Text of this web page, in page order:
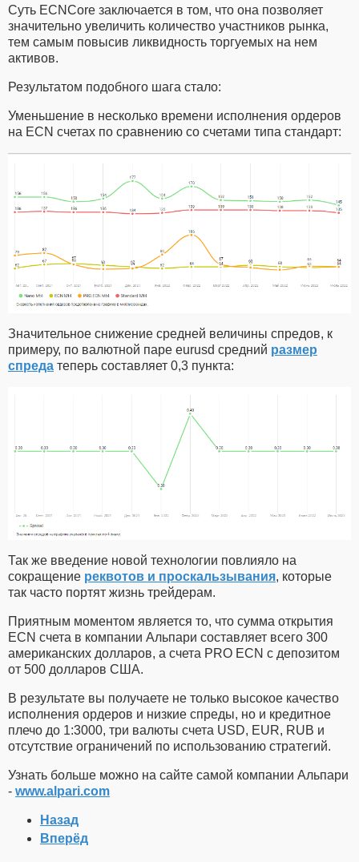
Суть ECNCore заключается в том, что она позволяет
значительно увеличить количество участников рынка,
тем самым повысив ликвидность торгуемых на нем
активов.
Результатом подобного шага стало:
Уменьшение в несколько времени исполнения ордеров
на ECN счетах по сравнению со счетами типа стандарт:
Значительное снижение средней величины спредов, к
примеру, по валютной паре eurusd средний размер
спреда теперь составляет 0,3 пункта:
Так же введение новой технологии повлияло на
сокращение реквотов и проскальзывания, которые
так часто портят жизнь трейдерам.
Приятным моментом является то, что сумма открытия
ECN счета в компании Альпари составляет всего 300
американских долларов, а счета PRO ECN с депозитом
от 500 долларов США.
В результате вы получаете не только высокое качество
исполнения ордеров и низкие спреды, но и кредитное
плечо до 1:3000, три валюты счета USD, EUR, RUB и
отсутствие ограничений по использованию стратегий.
Узнать больше можно на сайте самой компании Альпари
- www.alpari.com
Назад
Вперёд